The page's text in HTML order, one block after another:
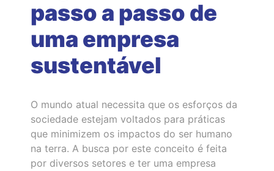
passo a passo de
uma empresa
sustentável
O mundo atual necessita que os esforços da
sociedade estejam voltados para práticas
que minimizem os impactos do ser humano
na terra. A busca por este conceito é feita
por diversos setores e ter uma empresa